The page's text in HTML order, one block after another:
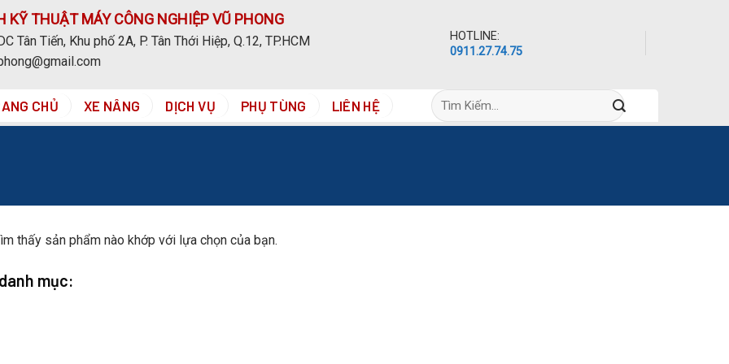
KỸ THUẬT MÁY CÔNG NGHIỆP VŨ PHONG
Tân Tiến, Khu phố 2A, P. Tân Thới Hiệp, Q.12, TP.HCM
HOTLINE:
0911.27.74.75
CHỦ XE NÂNG DỊCH VỤ PHỤ TÙNG LIÊN HỆ
Tìm
kiếm:
thấy sản phẩm nào khớp với lựa chọn của bạn.
mục: